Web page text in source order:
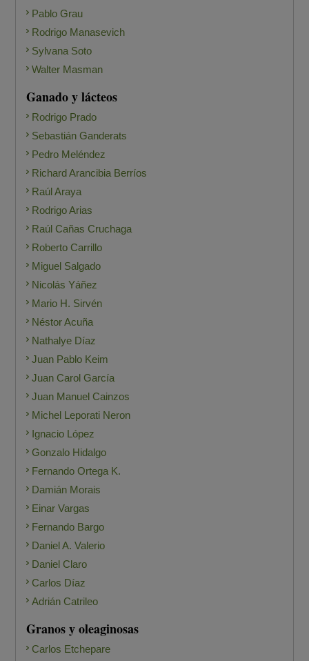
Pablo Grau
Rodrigo Manasevich
Sylvana Soto
Walter Masman
Ganado y lácteos
Rodrigo Prado
Sebastián Ganderats
Pedro Meléndez
Richard Arancibia Berríos
Raúl Araya
Rodrigo Arias
Raúl Cañas Cruchaga
Roberto Carrillo
Miguel Salgado
Nicolás Yáñez
Mario H. Sirvén
Néstor Acuña
Nathalye Díaz
Juan Pablo Keim
Juan Carol García
Juan Manuel Cainzos
Michel Leporati Neron
Ignacio López
Gonzalo Hidalgo
Fernando Ortega K.
Damián Morais
Einar Vargas
Fernando Bargo
Daniel A. Valerio
Daniel Claro
Carlos Díaz
Adrián Catrileo
Granos y oleaginosas
Carlos Etchepare